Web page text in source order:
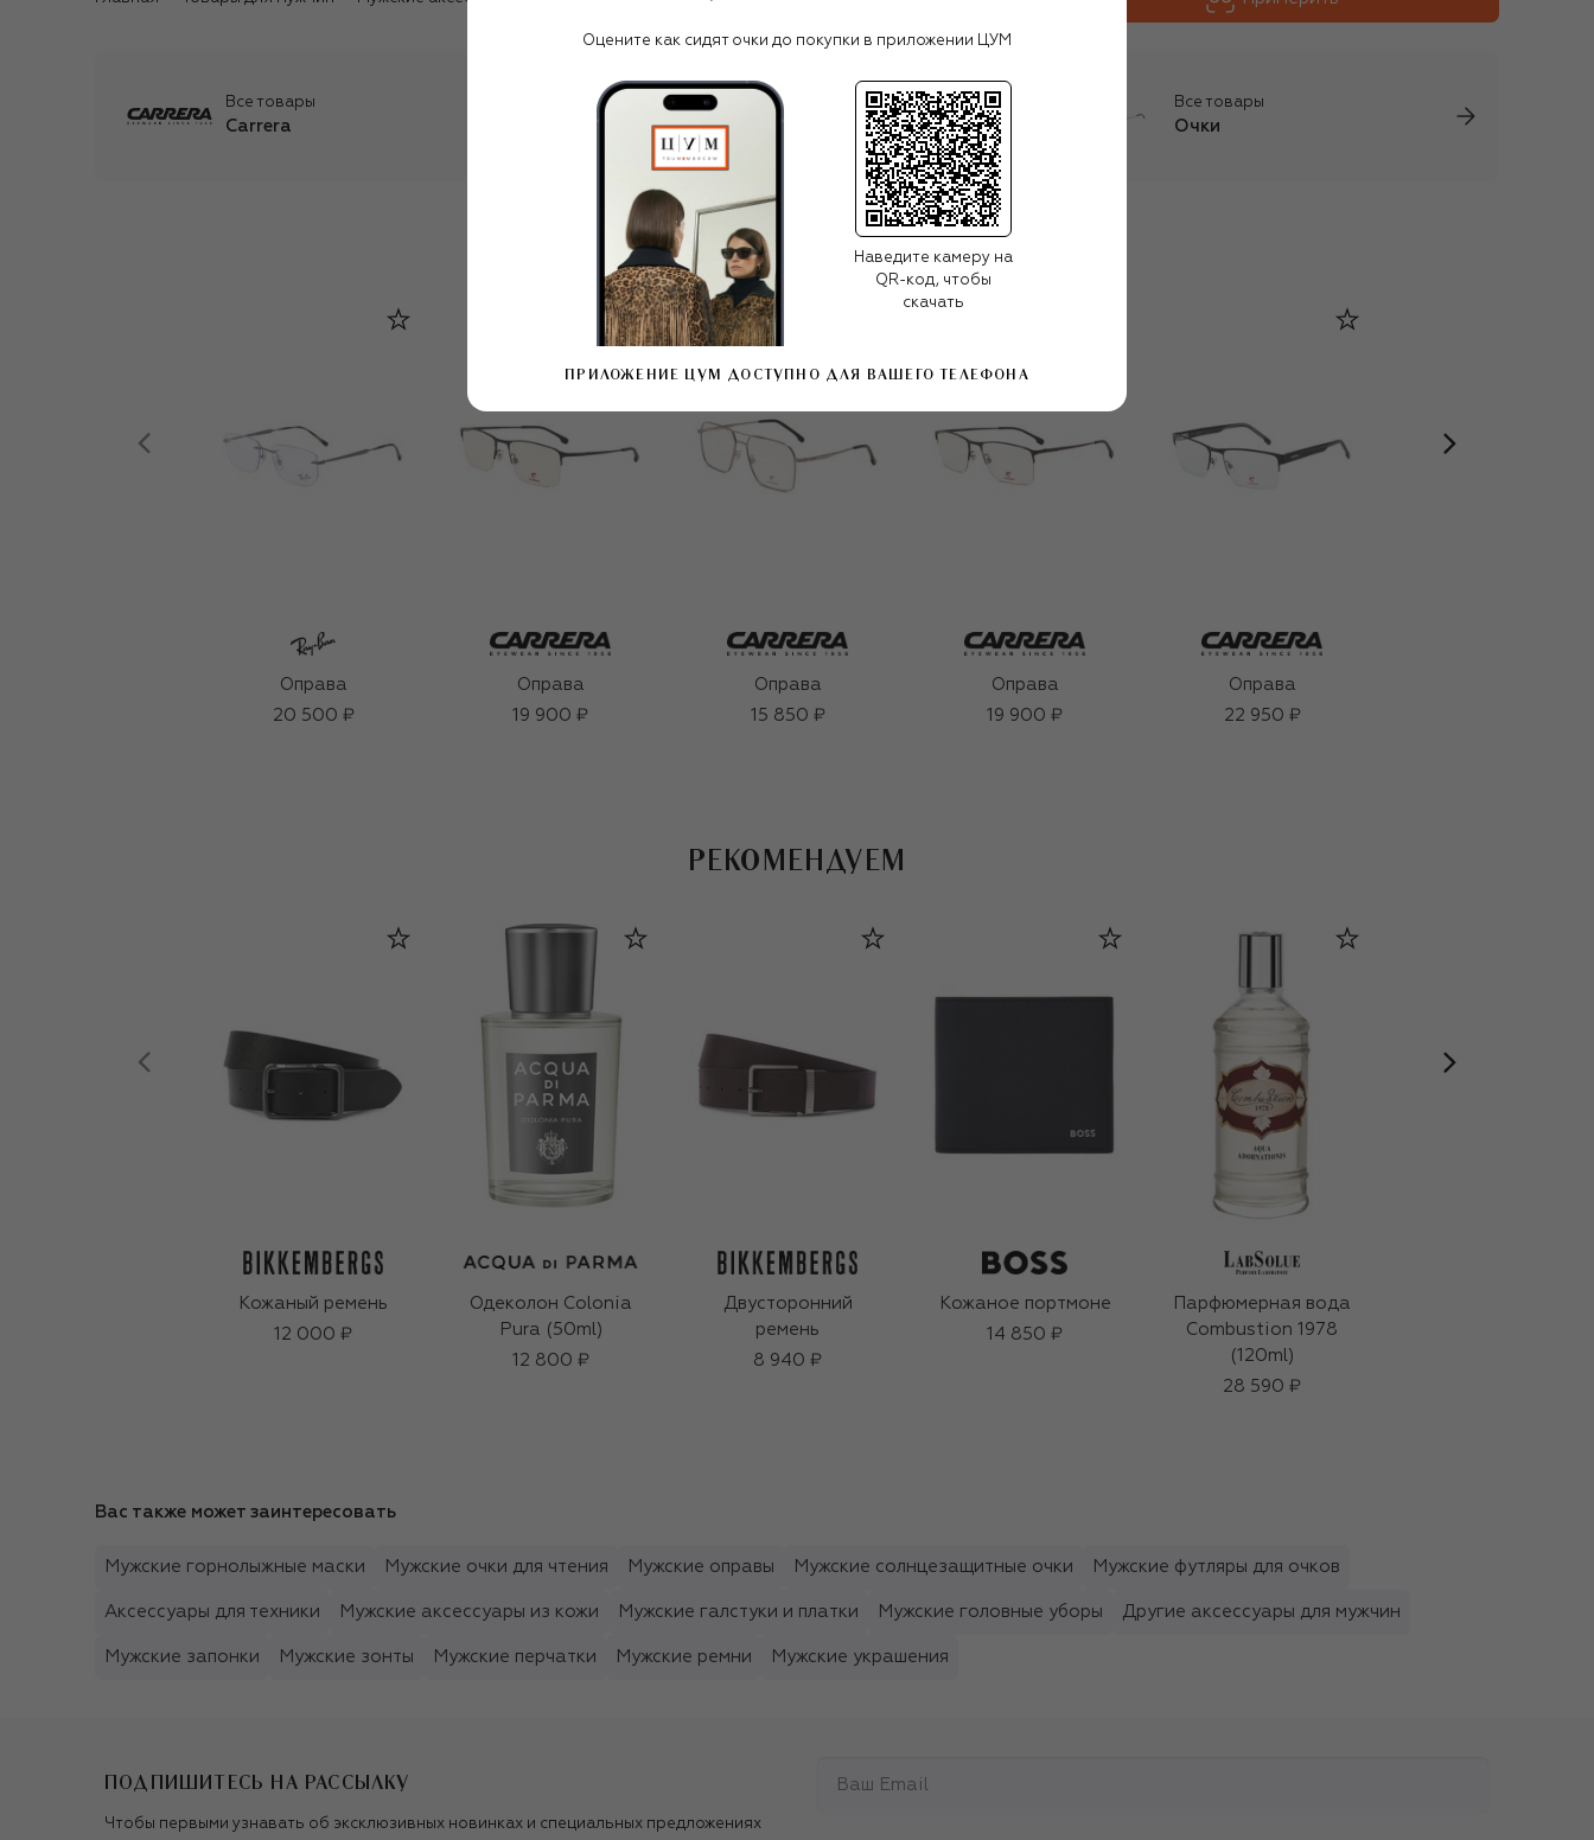
Все товары
Carrera
Все очки
Carrera
Все товары
Очки
ПОХОЖИЕ МОДЕЛИ
Оправа
20 500 ₽
Оправа
19 900 ₽
Оправа
15 850 ₽
Оправа
19 900 ₽
Оправа
22 950 ₽
РЕКОМЕНДУЕМ
Кожаный ремень
12 000 ₽
Одеколон Colonia
Pura (50ml)
12 800 ₽
Двусторонний
ремень
8 940 ₽
Кожаное портмоне
14 850 ₽
Парфюмерная вода
Combustion 1978
(120ml)
28 590 ₽
Вас также может заинтересовать
Мужские горнолыжные маски Мужские очки для чтения Мужские оправы Мужские солнцезащитные очки Мужские футляры для очков
Аксессуары для техники Мужские аксессуары из кожи Мужские галстуки и платки Мужские головные уборы Другие аксессуары для мужчин
Мужские запонки Мужские зонты Мужские перчатки Мужские ремни Мужские украшения
ПОДПИШИТЕСЬ НА РАССЫЛКУ
Чтобы первыми узнавать об эксклюзивных новинках и специальных предложениях
Оцените как сидят очки до покупки в приложении ЦУМ
Наведите камеру на
QR-код, чтобы
скачать
ПРИЛОЖЕНИЕ ЦУМ ДОСТУПНО ДЛЯ ВАШЕГО ТЕЛЕФОНА